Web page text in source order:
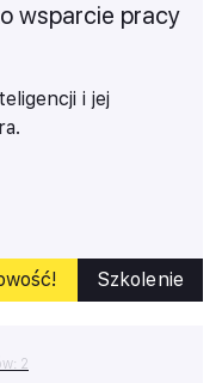
wsparcie pracy
i jej
Szkolenie
2